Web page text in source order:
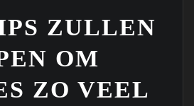
ZULLEN
OM
ZO VEEL